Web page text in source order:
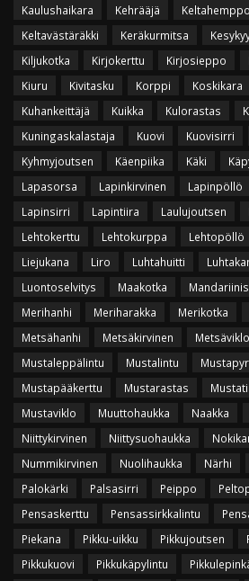
Kaulushaikara
Kehrääjä Keltahemppo
Keltavästäräkki
Keräkurmitsa
Kiljukotka
Kirjokerttu Kirjosieppo
Kiuru
Kivitasku Korppi Koskikara
Kuhankeittäjä
Kuikka Kulorastas
Kuningaskalastaja
Kuovi Kuovisirri
Kyhmyjoutsen
Käenpiika Käki
Lapasorsa
Lapinkirvinen Lapinpöllö
Lapinsirri
Lapintiira Laulujoutsen
Lehtokerttu
Lehtokurppa Lehtopöllö
Liejukana
Liro Luhtahuitti
Luontoselvitys
Maakotka
Merihanhi
Meriharakka Merikotka
Metsähanhi
Metsäkirvinen Metsäviklo
Mustaleppälintu
Mustalintu
Mustapääkerttu
Mustarastas
Mustaviklo
Muuttohaukka Naakka
Niittykirvinen
Niittysuohaukka
Nummikirvinen
Nuolihaukka Närhi
Palokärki
Palsasirri Peippo
Pensaskerttu
Pensassirkkalintu
Piekana
Pikku-uikku Pikkujoutsen
Pikkukuovi
Pikkukäpylintu